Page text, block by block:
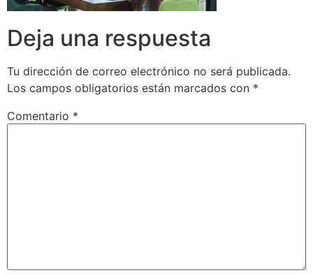
Deja una respuesta
Tu dirección de correo electrónico no será publicada.
Los campos obligatorios están marcados con *
Comentario *